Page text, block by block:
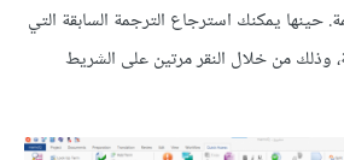
حينها يمكنك استرجاع الترجمة السابقة التي
وذلك من خلال النقر مرتين على الشريط